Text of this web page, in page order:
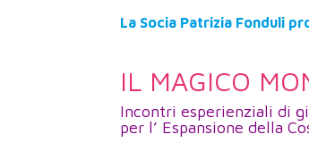
La Socia Patrizia Fonduli
IL MAGICO
Incontri esperienziali di
per l’ Espansione della